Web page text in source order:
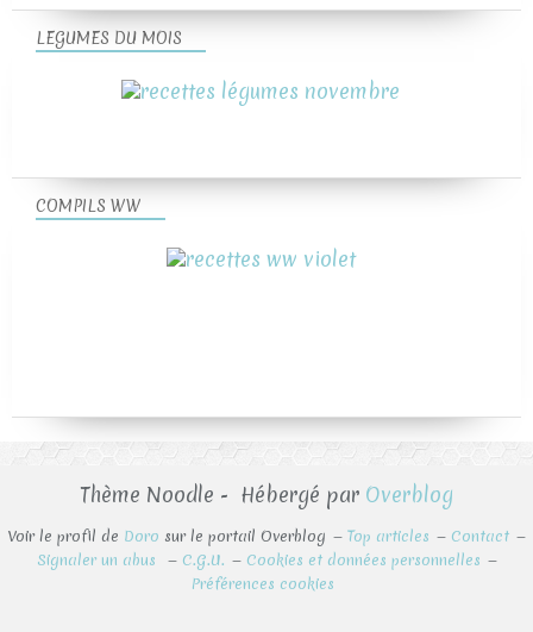
LEGUMES DU MOIS
COMPILS WW
Thème Noodle - Hébergé par Overblog
Voir le profil de Doro sur le portail Overblog Top articles
Contact
Signaler un abus
C.G.U.
Cookies et données personnelles
Préférences cookies